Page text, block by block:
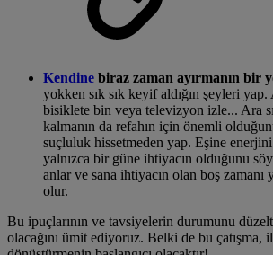
Kendine biraz zaman ayırmanın bir
yokken sık sık keyif aldığın şeyleri yap.
bisiklete bin veya televizyon izle... Ara
kalmanın da refahın için önemli
suçluluk hissetmeden yap. Eşine
yalnızca bir güne ihtiyacın olduğunu
anlar ve sana ihtiyacın olan boş zamanı
olur.
Bu ipuçlarının ve tavsiyelerin durumunu
olacağını ümit ediyoruz. Belki de bu çatışma,